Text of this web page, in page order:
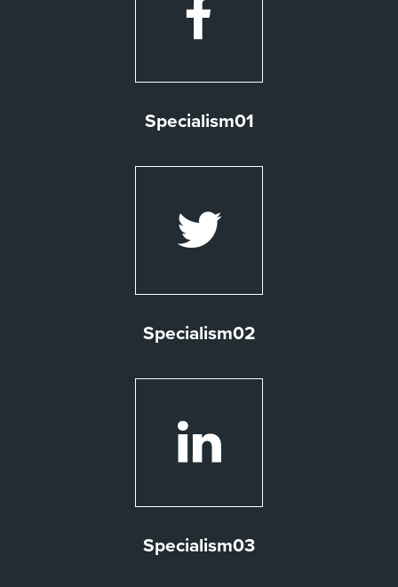
Specialism01
Specialism02
Specialism03